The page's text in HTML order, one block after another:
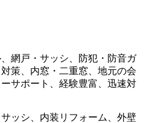
網戸・サッシ、防犯・防音ガ
策、内窓・二重窓、地元の会
サポート、経験豊富、迅速対
ッシ、内装リフォーム、外壁